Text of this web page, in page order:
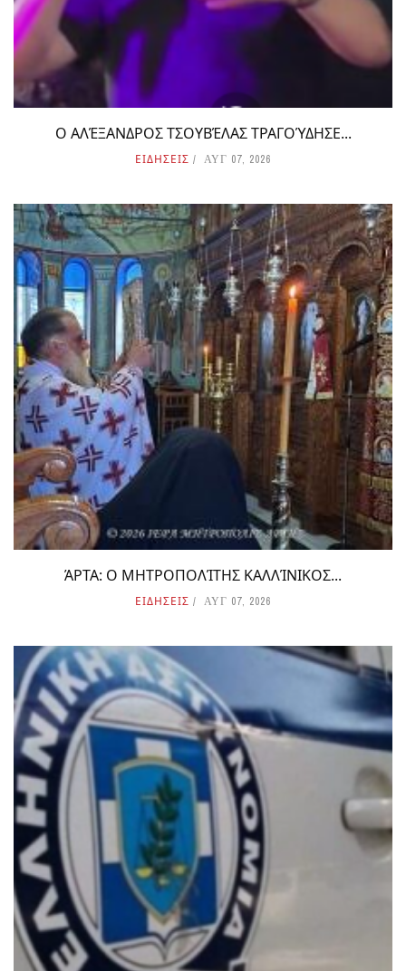
Ο ΑΛΈΞΑΝΔΡΟΣ ΤΣΟΥΒΈΛΑΣ ΤΡΑΓΟΎΔΗΣΕ...
ΕΙΔΗΣΕΙΣ ΑΥΓ 07, 2026
ΆΡΤΑ: Ο ΜΗΤΡΟΠΟΛΊΤΗΣ ΚΑΛΛΊΝΙΚΟΣ...
ΕΙΔΗΣΕΙΣ ΑΥΓ 07, 2026